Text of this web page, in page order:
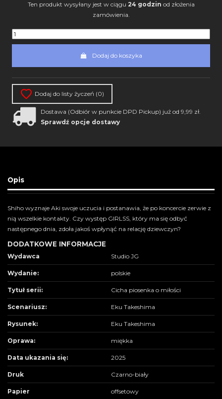
Ten produkt wysyłany jest w ciągu 24 godzin od złożenia
zamówienia.
Dodaj do koszyka
Dodaj do listy życzeń (0)
Dostawa (Odbiór w punkcie DPD Pickup) już od 9,99 zł.
Sprawdź opcje dostawy
Opis
Shiho wyznaje Aki swoje uczucia i postanawia, że po koncercie zerwie z
nią wszelkie kontakty. Czy występ GIRLSS, który ma się odbyć
następnego dnia, zdoła jakoś wpłynąć na relację dziewczyn?
DODATKOWE INFORMACJE
Wydawca Studio JG
Wydanie: polskie
Tytuł serii: Cicha piosenka o miłości
Scenariusz: Eku Takeshima
Rysunek: Eku Takeshima
Oprawa: miękka
Data ukazania się: 2025
Druk Czarno-biały
Papier offsetowy